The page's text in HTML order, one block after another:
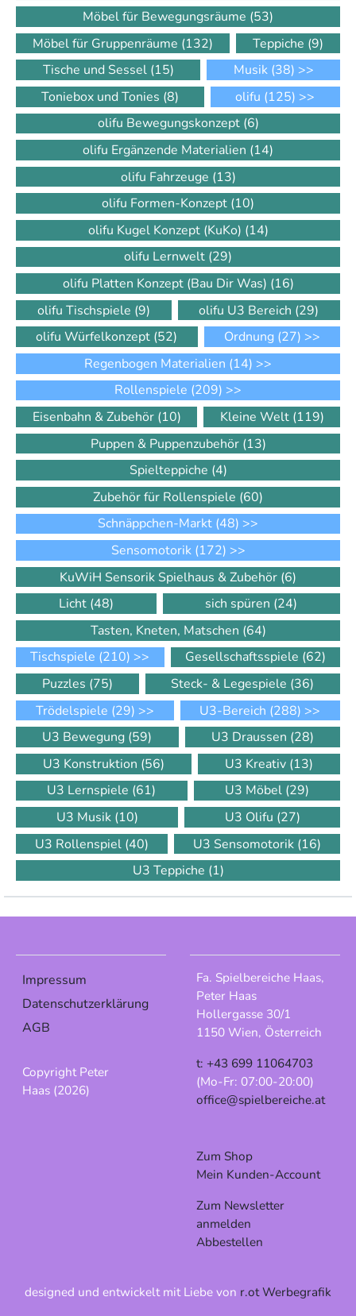
Möbel für Bewegungsräume (53)
Möbel für Gruppenräume (132) Teppiche (9)
Tische und Sessel (15) Musik (38) >>
Toniebox und Tonies (8) olifu (125) >>
olifu Bewegungskonzept (6)
olifu Ergänzende Materialien (14)
olifu Fahrzeuge (13)
olifu Formen-Konzept (10)
olifu Kugel Konzept (KuKo) (14)
olifu Lernwelt (29)
olifu Platten Konzept (Bau Dir Was) (16)
olifu Tischspiele (9) olifu U3 Bereich (29)
olifu Würfelkonzept (52) Ordnung (27) >>
Regenbogen Materialien (14) >>
Rollenspiele (209) >>
Eisenbahn & Zubehör (10) Kleine Welt (119)
Puppen & Puppenzubehör (13)
Spielteppiche (4)
Zubehör für Rollenspiele (60)
Schnäppchen-Markt (48) >>
Sensomotorik (172) >>
KuWiH Sensorik Spielhaus & Zubehör (6)
Licht (48) sich spüren (24)
Tasten, Kneten, Matschen (64)
Tischspiele (210) >> Gesellschaftsspiele (62)
Puzzles (75) Steck- & Legespiele (36)
Trödelspiele (29) >> U3-Bereich (288) >>
U3 Bewegung (59) U3 Draussen (28)
U3 Konstruktion (56) U3 Kreativ (13)
U3 Lernspiele (61) U3 Möbel (29)
U3 Musik (10) U3 Olifu (27)
U3 Rollenspiel (40) U3 Sensomotorik (16)
U3 Teppiche (1)
Impressum
Datenschutzerklärung
AGB
Copyright Peter
Haas (2026)
Fa. Spielbereiche Haas,
Peter Haas
Hollergasse 30/1
1150 Wien, Österreich
t: +43 699 11064703
(Mo-Fr: 07:00-20:00)
office@spielbereiche.at
Zum Shop
Mein Kunden-Account
Zum Newsletter
anmelden
Abbestellen
designed und entwickelt mit Liebe von r.ot Werbegrafik